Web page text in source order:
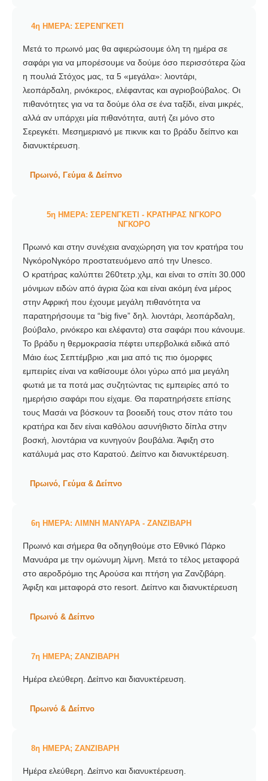
4η ΗΜΕΡΑ: ΣΕΡΕΝΓΚΕΤΙ
Μετά το πρωινό μας θα αφιερώσουμε όλη τη ημέρα σε
σαφάρι για να μπορέσουμε να δούμε όσο περισσότερα ζώα
η πουλιά Στόχος μας, τα 5 «μεγάλα»: λιοντάρι,
λεοπάρδαλη, ρινόκερος, ελέφαντας και αγριοβούβαλος. Οι
πιθανότητες για να τα δούμε όλα σε ένα ταξίδι, είναι μικρές,
αλλά αν υπάρχει μία πιθανότητα, αυτή ζει μόνο στο
Σερεγκέτι. Μεσημεριανό με πικνικ και το βράδυ δείπνο και
διανυκτέρευση.
Πρωινό, Γεύμα & Δείπνο
5η ΗΜΕΡΑ: ΣΕΡΕΝΓΚΕΤΙ - ΚΡΑΤΗΡΑΣ ΝΓΚΟΡΟ
ΝΓΚΟΡΟ
Πρωινό και στην συνέχεια αναχώρηση για τον κρατήρα του
ΝγκόροΝγκόρο προστατευόμενο από την Unesco.
Ο κρατήρας καλύπτει 260τετρ.χλµ, και είναι το σπίτι 30.000
μόνιμων ειδών από άγρια ζώα και είναι ακόμη ένα µέρος
στην Αφρική που έχουμε μεγάλη πιθανότητα να
παρατηρήσουμε τα “big five” δηλ. λιοντάρι, λεοπάρδαλη,
βούβαλο, ρινόκερο και ελέφαντα) στα σαφάρι που κάνουμε.
Το βράδυ η θερμοκρασία πέφτει υπερβολικά ειδικά από
Μάιο έως Σεπτέμβριο ,και µια από τις πιο όμορφες
εμπειρίες είναι να καθίσουμε όλοι γύρω από µια μεγάλη
φωτιά µε τα ποτά µας συζητώντας τις εμπειρίες από το
ημερήσιο σαφάρι που είχαμε. Θα παρατηρήσετε επίσης
τους Μασάι να βόσκουν τα βοοειδή τους στον πάτο του
κρατήρα και δεν είναι καθόλου ασυνήθιστο δίπλα στην
βοσκή, λιοντάρια να κυνηγούν βουβάλια. Άφιξη στο
κατάλυμά μας στο Καρατού. Δείπνο και διανυκτέρευση.
Πρωινό, Γεύμα & Δείπνο
6η ΗΜΕΡΑ: ΛΙΜΝΗ ΜΑΝΥΑΡΑ - ΖΑΝΖΙΒΑΡΗ
Πρωινό και σήμερα θα οδηγηθούμε στο Εθνικό Πάρκο
Μανυάρα με την ομώνυμη λίμνη. Μετά το τέλος μεταφορά
στο αεροδρόμιο της Αρούσα και πτήση για Ζανζιβάρη.
Άφιξη και μεταφορά στο resort. Δείπνο και διανυκτέρευση
Πρωινό & Δείπνο
7η ΗΜΕΡΑ; ΖΑΝΖΙΒΑΡΗ
Ημέρα ελεύθερη. Δείπνο και διανυκτέρευση.
Πρωινό & Δείπνο
8η ΗΜΕΡΑ; ΖΑΝΖΙΒΑΡΗ
Ημέρα ελεύθερη. Δείπνο και διανυκτέρευση.